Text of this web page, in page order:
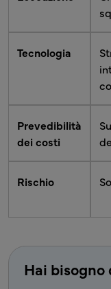
Tecnologia
Prevedibilità
dei costi
Rischio
Hai